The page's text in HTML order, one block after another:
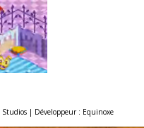
| Développeur : Equinoxe